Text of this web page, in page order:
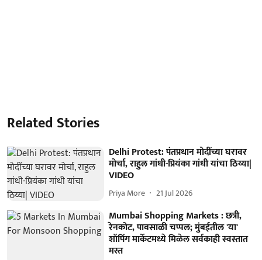
Related Stories
Delhi Protest: पंतप्रधान मोदींच्या घरावर
मोर्चा, राहुल गांधी-प्रियंका गांधी यांचा ठिय्या|
VIDEO
Priya More 21 Jul 2026
Mumbai Shopping Markets : छत्री,
रेनकोट, पावसाळी चप्पल; मुंबईतील 'या'
शॉपिंग मार्केटमध्ये मिळेल सर्वकाही स्वस्तात
मस्त